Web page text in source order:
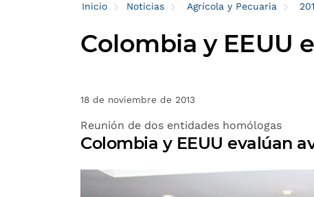
Inicio Noticias Agrícola y Pecuaria
Colombia y EEUU
18 de noviembre de 2013
Reunión de dos entidades homólogas
Colombia y EEUU evalúan